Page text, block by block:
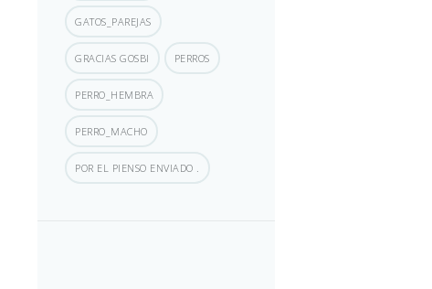
GATOS_PAREJAS
GRACIAS GOSBI PERROS
PERRO_HEMBRA
PERRO_MACHO
POR EL PIENSO ENVIADO .